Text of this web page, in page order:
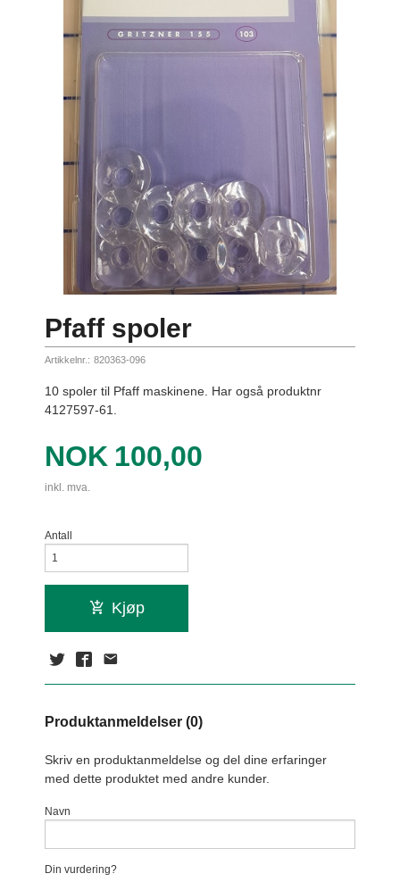
Pfaff spoler
Artikkelnr.: 820363-096
10 spoler til Pfaff maskinene. Har også produktnr
4127597-61.
Pris
NOK 100,00
inkl. mva.
Antall
Kjøp
Produktanmeldelser (0)
Skriv en produktanmeldelse og del dine erfaringer
med dette produktet med andre kunder.
Navn
Din vurdering?